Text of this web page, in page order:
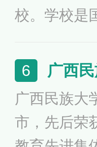
校。学校是
位、教育部
新创业教育
优秀试点单
首批国家
6 广西
广西民族大
市，先后荣